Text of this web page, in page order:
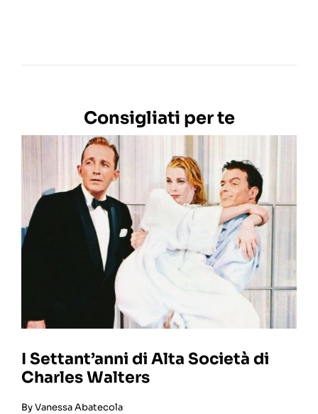
Consigliati per te
I Settant’anni di Alta Società di
Charles Walters
ByVanessa Abatecola